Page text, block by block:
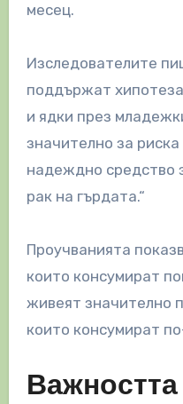
месец.
Изследователите
поддържат
и ядки през
значително за
надеждно средство
рак на гърдата.“
Проучванията
които консумират
живеят значително
които консумират
Важността